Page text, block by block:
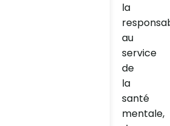
la
au
service
de
la
santé
mentale,